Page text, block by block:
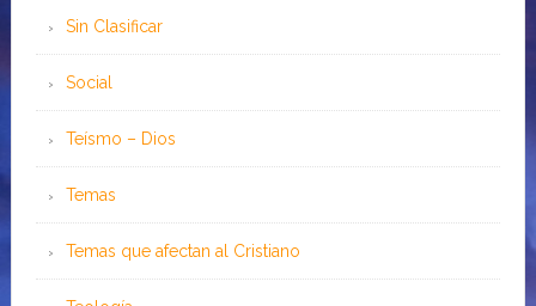
Sin Clasificar
Social
Teísmo – Dios
Temas
Temas que afectan al Cristiano